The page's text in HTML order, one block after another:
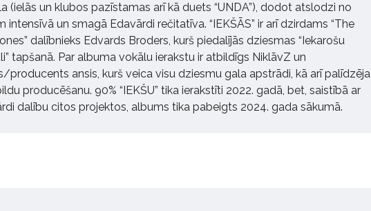
(ielās un klubos pazīstamas arī kā duets “UNDA”), dodot atslodzi no
intensīvā un smagā Edavārdi rečitatīva. “IEKŠĀS” ir arī dzirdams “The
dalībnieks Edvards Broders, kurš piedalījās dziesmas “Iekarošu
tapšanā. Par albuma vokālu ierakstu ir atbildīgs NiklāvZ un
producents ansis, kurš veica visu dziesmu gala apstrādi, kā arī palīdzēja
producēšanu. 90% “IEKŠU” tika ierakstīti 2022. gadā, bet, saistībā ar
dalību citos projektos, albums tika pabeigts 2024. gada sākumā.